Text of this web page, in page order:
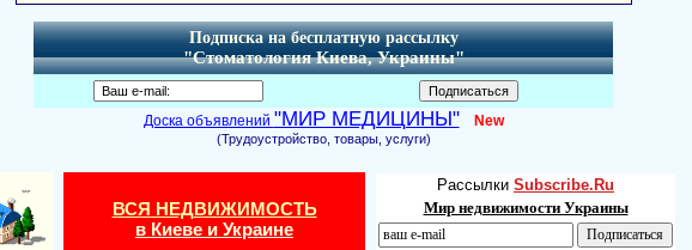
Подписка на бесплатную рассылку
"Стоматология Киева, Украины"
Доска объявлений "МИР МЕДИЦИНЫ" New
(Трудоустройство, товары, услуги)
ВСЯ НЕДВИЖИМОСТЬ
в Киеве и Украине
Рассылки Subscribe.Ru
Мир недвижимости Украины